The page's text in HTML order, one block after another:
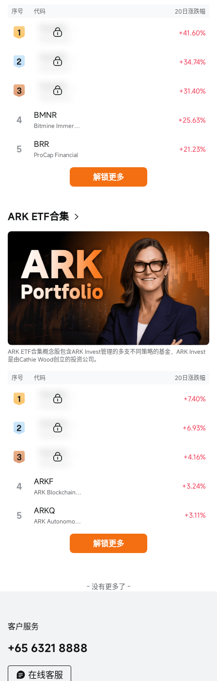
序号
代码 20日涨跌幅
+41.60%
+34.74%
+31.40%
4 Bitmine Immersion Technologies
BMNR +25.63%
5 ProCap Financial
BRR +21.23%
解锁更多
ARK ETF合集
ARK ETF合集概念股包含ARK Invest管理的多支不同策略的基金，ARK Invest
是由Cathie Wood创立的投资公司。
序号 代码 20日涨跌幅
+7.40%
+6.93%
+4.16%
4 ARK Blockchain & Fintech Innovation ETF
ARKF +3.24%
5 ARK Autonomous Technology & Robotics ETF
ARKQ +3.11%
解锁更多
- 没有更多了 -
客户服务
+65 6321 8888
在线客服